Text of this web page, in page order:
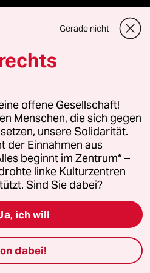
Gerade nicht
offene Gesellschaft!
Menschen, die sich gegen
unsere Solidarität.
der Einnahmen aus
beginnt im Zentrum“ –
linke Kulturzentren
Sind Sie dabei?
ich will
dabei!